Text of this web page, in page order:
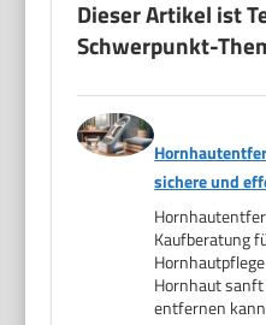
Dieser Artikel ist
Schwerpunkt-
sichere und
Kaufberatung
Hornhaut
entfernen